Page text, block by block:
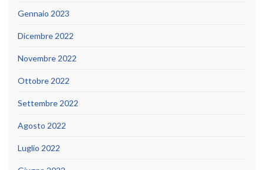
Gennaio 2023
Dicembre 2022
Novembre 2022
Ottobre 2022
Settembre 2022
Agosto 2022
Luglio 2022